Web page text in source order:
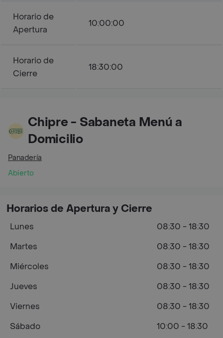
Horario de
Apertura
10:00:00
Horario de
Cierre
18:30:00
Chipre - Sabaneta Menú a
Domicilio
Panadería
Abierto
Horarios de Apertura y Cierre
Lunes
08:30 - 18:30
Martes
08:30 - 18:30
Miércoles
08:30 - 18:30
Jueves
08:30 - 18:30
Viernes
08:30 - 18:30
Sábado
10:00 - 18:30